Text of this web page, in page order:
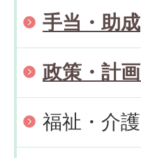
手当・助成
政策・計
福祉・介護